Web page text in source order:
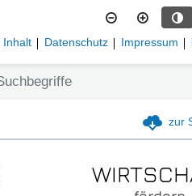
Inhalt Datenschutz Impressum
zur